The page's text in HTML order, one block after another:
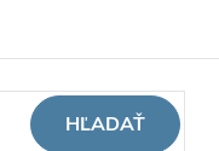
HĽADAŤ